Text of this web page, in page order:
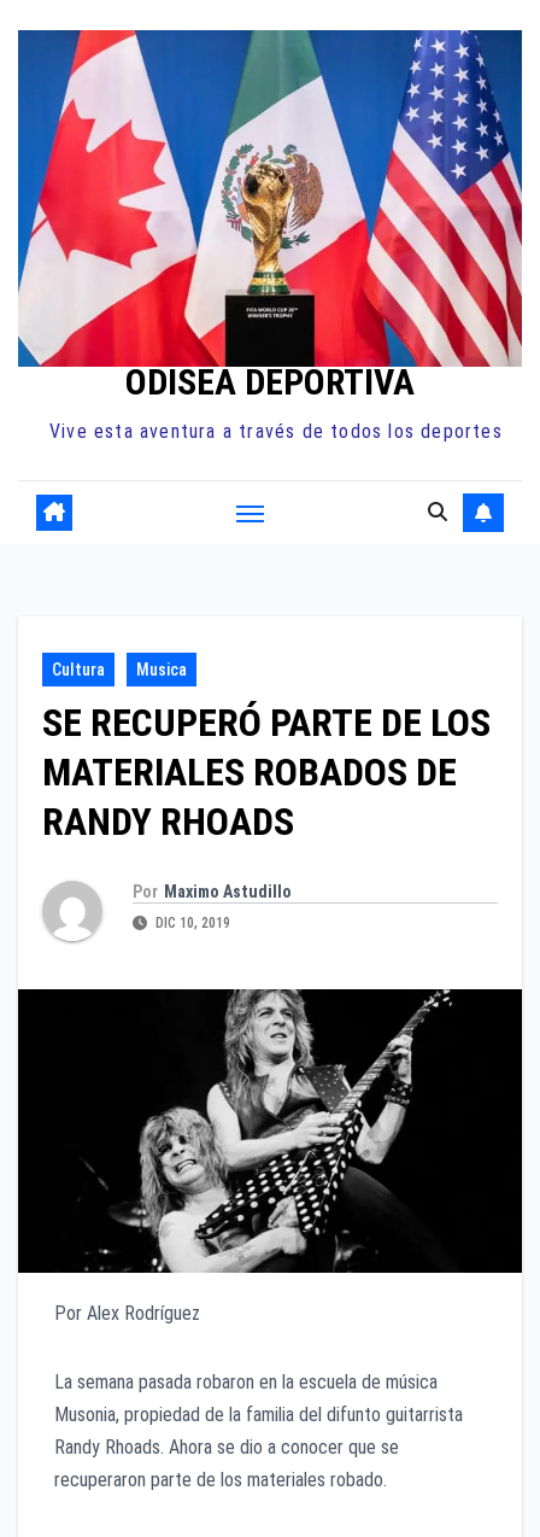
contenido
ODISEA DEPORTIVA
Vive esta aventura a través de todos los deportes
Cultura Musica
SE RECUPERÓ PARTE DE LOS
MATERIALES ROBADOS DE
RANDY RHOADS
Por Maximo Astudillo
DIC 10, 2019
Por Alex Rodríguez
La semana pasada robaron en la escuela de música
Musonia, propiedad de la familia del difunto guitarrista
Randy Rhoads. Ahora se dio a conocer que se
recuperaron parte de los materiales robado.